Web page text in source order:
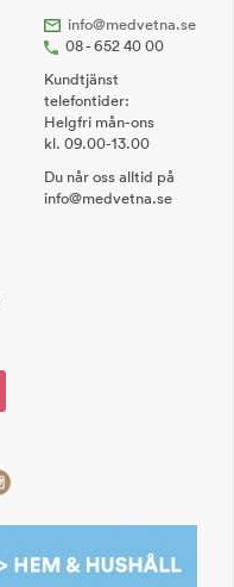
info@medvetna.se
08 - 652 40 00
Kundtjänst
telefontider:
Helgfri mån-ons
kl. 09.00-13.00
Du når oss alltid på
info@medvetna.se